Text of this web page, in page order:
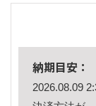
納期目安：
2026.08.09